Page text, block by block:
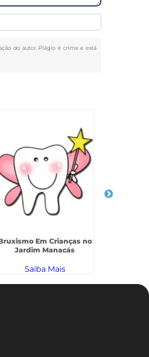
do autor. Plágio é crime e está
Em Crianças no
Jardim Manacás
Saiba Mais